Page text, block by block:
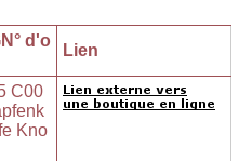
d'o
Lien
C00
Kno